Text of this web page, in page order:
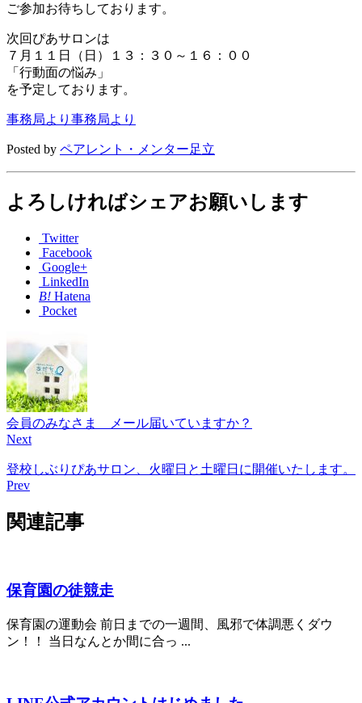
ご参加お待ちしております。
次回ぴあサロンは
７月１１日（日）１３：３０～１６：００
「行動面の悩み」
を予定しております。
事務局より 事務局より
Posted by ペアレント・メンター足立
よろしければシェアお願いします
Twitter
Facebook
Google+
LinkedIn
B! Hatena
Pocket
会員のみなさま メール届いていますか？
Next
登校しぶりぴあサロン、火曜日と土曜日に開催いたします。
Prev
関連記事
保育園の徒競走
保育園の運動会 前日までの一週間、風邪で体調悪くダウ
ン！！ 当日なんとか間に合っ ...